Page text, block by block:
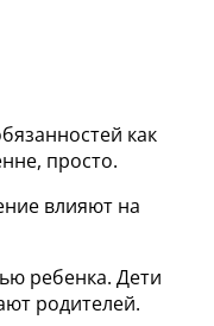
как
просто.
влияют на
ребенка. Дети
родителей.